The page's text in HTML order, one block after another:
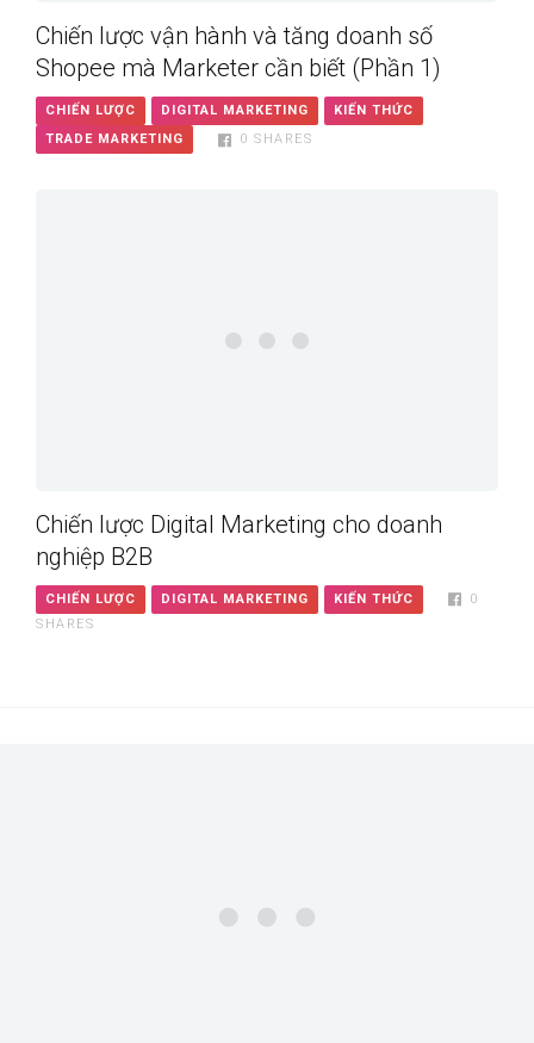
Chiến lược vận hành và tăng doanh số
Shopee mà Marketer cần biết (Phần 1)
CHIẾN LƯỢC DIGITAL MARKETING
KIẾN THỨC
TRADE MARKETING
0 SHARES
Chiến lược Digital Marketing cho doanh
nghiệp B2B
CHIẾN LƯỢC DIGITAL MARKETING KIẾN THỨC
0
SHARES